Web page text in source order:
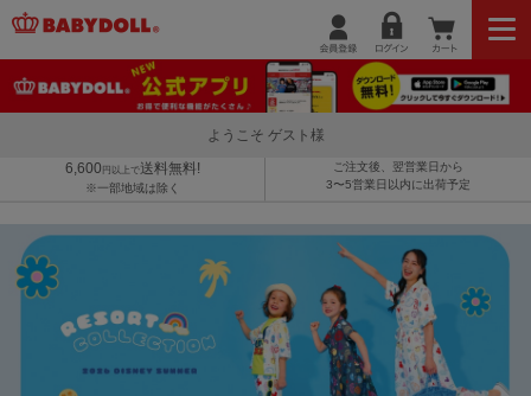
ようこそ ゲスト様
6,600 円以上で送料無料!
※一部地域は除く
ご注文後、翌営業日から
3〜5営業日以内に出荷予定